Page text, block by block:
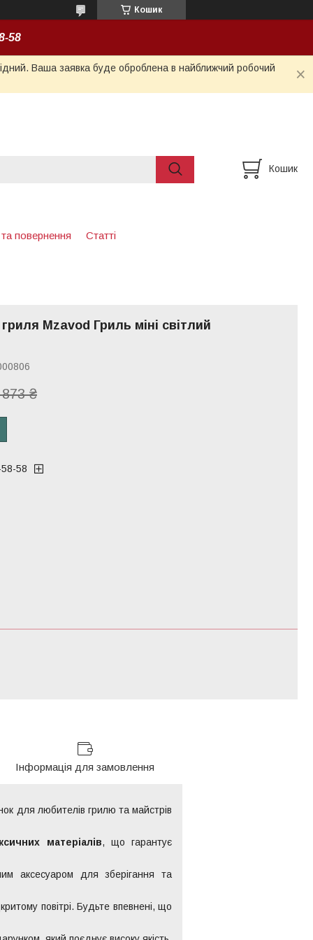
Кошик
58
Ваша заявка буде оброблена в найближчий робочий
Кошик
повернення Статті
Mzavod Гриль міні світлий
₴
58
Інформація для замовлення
для любителів грилю та майстрів
матеріалів, що гарантує
аксесуаром для зберігання та
повітрі. Будьте впевнені, що